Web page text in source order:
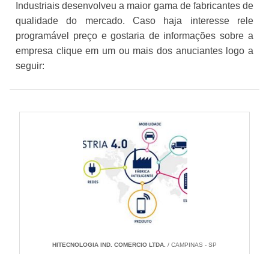
Industriais desenvolveu a maior gama de fabricantes de
qualidade do mercado. Caso haja interesse rele
programável preço e gostaria de informações sobre a
empresa clique em um ou mais dos anuciantes logo a
seguir:
HITECNOLOGIA IND. COMERCIO LTDA. / CAMPINAS - SP